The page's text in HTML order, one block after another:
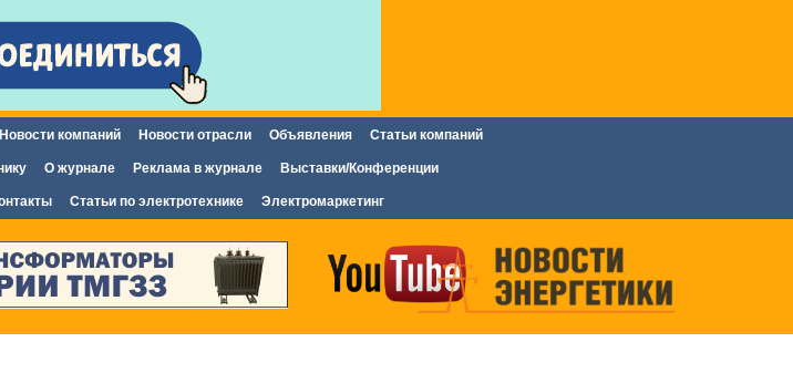
Новости компаний Новости отрасли Объявления Статьи компаний
О журнале Реклама в журнале Выставки/Конференции
Статьи по электротехнике Электромаркетинг